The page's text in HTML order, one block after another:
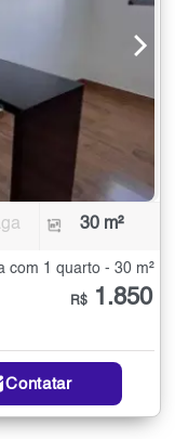
30 m²
com 1 quarto - 30 m²
R$ 1.850
Contatar